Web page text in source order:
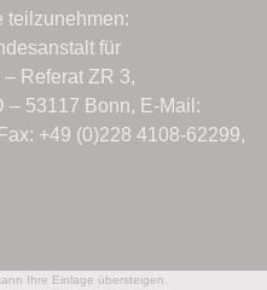
Ihre Einlage übersteigen.